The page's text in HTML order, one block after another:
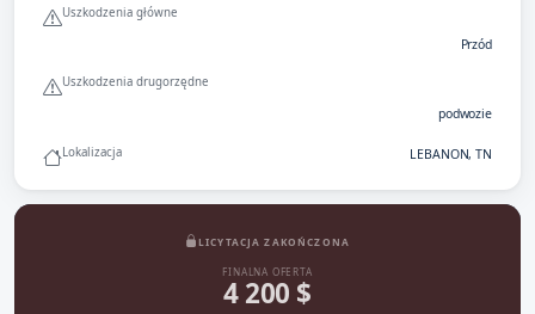
Uszkodzenia główne
Przód
Uszkodzenia drugorzędne
podwozie
Lokalizacja LEBANON, TN
LICYTACJA ZAKOŃCZONA
FINALNA OFERTA
4 200 $